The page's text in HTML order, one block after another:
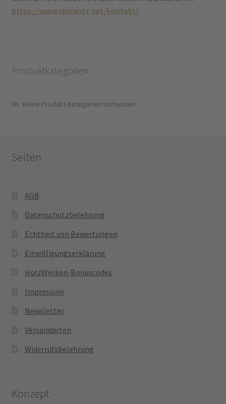
https://www.vincentz.net/kontakt/.
Produktkategorien
Keine Produkt-Kategorien vorhanden.
Seiten
AGB
Datenschutzbelehrung
Echtheit von Bewertungen
Einwilligungserklärung
HolzWerken-Bonuscodes
Impressum
Newsletter
Versandarten
Widerrufsbelehrung
Konzept